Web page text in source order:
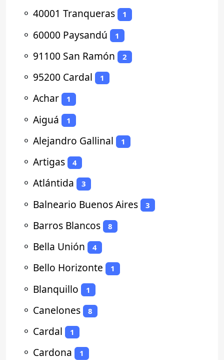
⚬ 40001 Tranqueras 1
⚬ 60000 Paysandú 1
⚬ 91100 San Ramón 2
⚬ 95200 Cardal 1
⚬ Achar 1
⚬ Aiguá 1
⚬ Alejandro Gallinal 1
⚬ Artigas 4
⚬ Atlántida 3
⚬ Balneario Buenos Aires 3
⚬ Barros Blancos 8
⚬ Bella Unión 4
⚬ Bello Horizonte 1
⚬ Blanquillo 1
⚬ Canelones 8
⚬ Cardal 1
⚬ Cardona 1